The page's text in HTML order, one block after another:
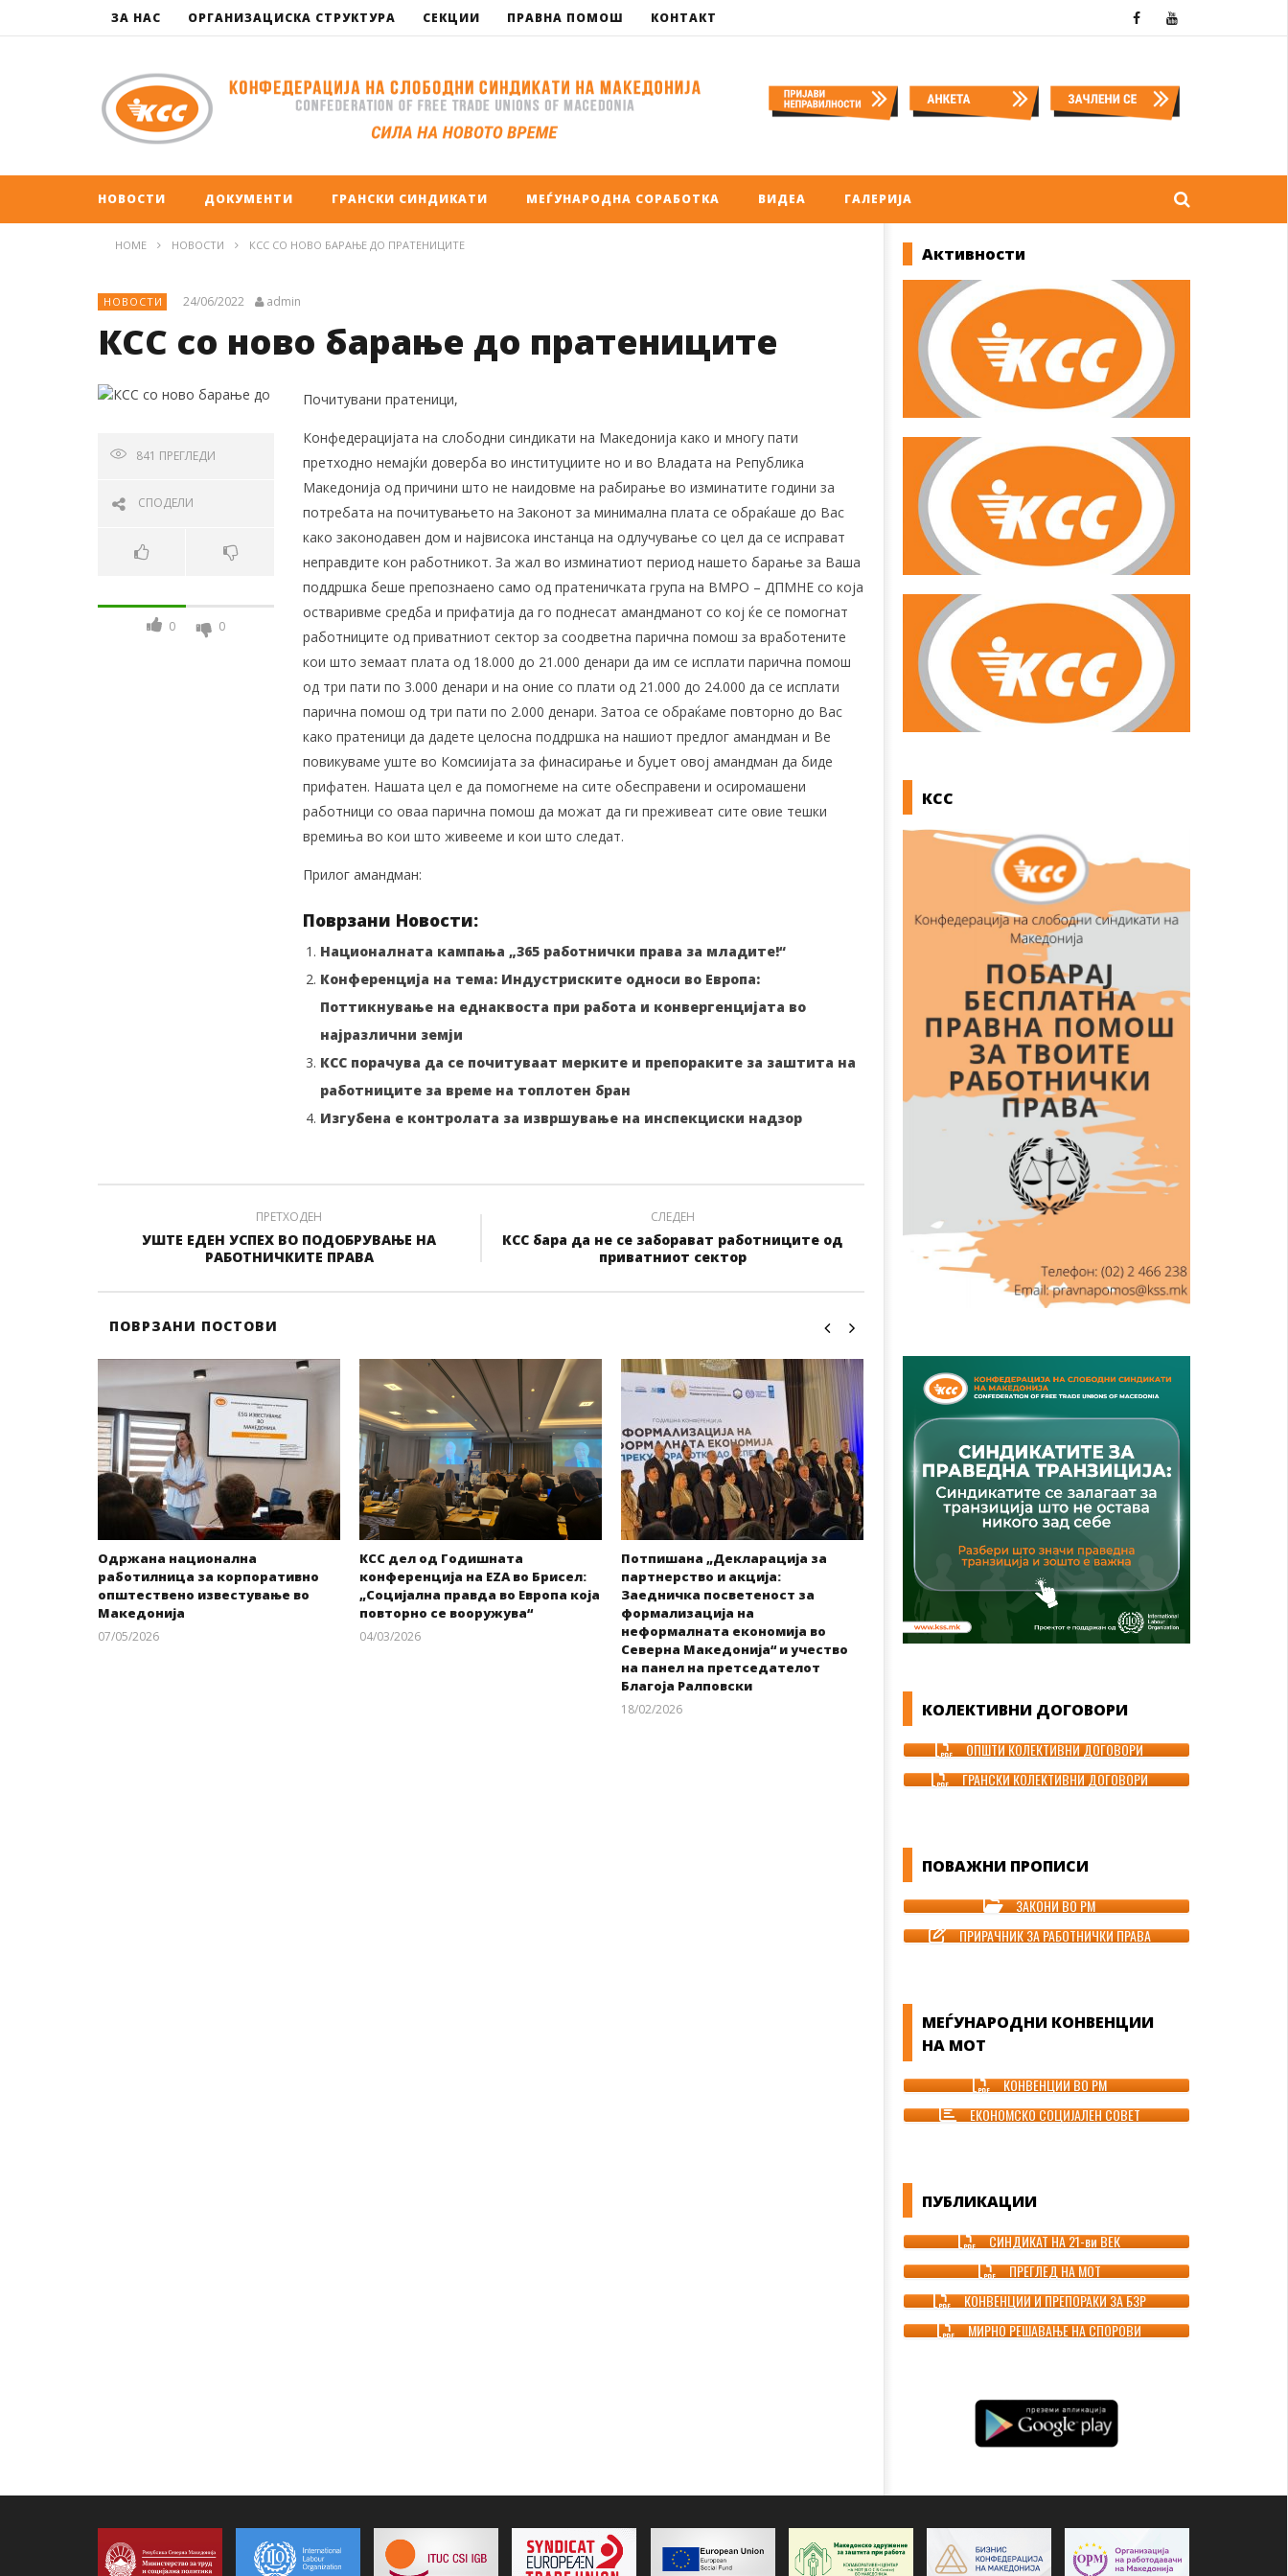
ЗА НАС ОРГАНИЗАЦИСКА СТРУКТУРА СЕКЦИИ ПРАВНА ПОМОШ КОНТАКТ
НОВОСТИ ДОКУМЕНТИ ГРАНСКИ СИНДИКАТИ МЕЃУНАРОДНА СОРАБОТКА ВИДЕА ГАЛЕРИЈА
HOME НОВОСТИ КСС СО НОВО БАРАЊЕ ДО ПРАТЕНИЦИТЕ
НОВОСТИ 24/06/2022 admin
КСС со ново барање до пратениците
841 ПРЕГЛЕДИ
СПОДЕЛИ
0 0
Почитувани пратеници,
Конфедерацијата на слободни синдикати на Македонија како и многу пати
претходно немајќи доверба во институциите но и во Владата на Република
Македонија од причини што не наидовме на рабирање во изминатите години за
потребата на почитувањето на Законот за минимална плата се обраќаше до Вас
како законодавен дом и највисока инстанца на одлучување со цел да се исправат
неправдите кон работникот. За жал во изминатиот период нашето барање за Ваша
поддршка беше препознаено само од пратеничката група на ВМРО – ДПМНЕ со која
остваривме средба и прифатија да го поднесат амандманот со кој ќе се помогнат
работниците од приватниот сектор за соодветна парична помош за вработените
кои што земаат плата од 18.000 до 21.000 денари да им се исплати парична помош
од три пати по 3.000 денари и на оние со плати од 21.000 до 24.000 да се исплати
парична помош од три пати по 2.000 денари. Затоа се обраќаме повторно до Вас
како пратеници да дадете целосна поддршка на нашиот предлог амандман и Ве
повикуваме уште во Комсиијата за финасирање и буџет овој амандман да биде
прифатен. Нашата цел е да помогнеме на сите обесправени и осиромашени
работници со оваа парична помош да можат да ги преживеат сите овие тешки
времиња во кои што живееме и кои што следат.
Прилог амандман:
Поврзани Новости:
Националната кампања „365 работнички права за младите!“
Конференција на тема: Индустриските односи во Европа:
Поттикнување на еднаквоста при работа и конвергенцијата во
најразлични земји
КСС порачува да се почитуваат мерките и препораките за заштита на
работниците за време на топлотен бран
Изгубена е контролата за извршување на инспекциски надзор
ПРЕТХОДЕН
УШТЕ ЕДЕН УСПЕХ ВО ПОДОБРУВАЊЕ НА
РАБОТНИЧКИТЕ ПРАВА
СЛЕДЕН
КСС бара да не се заборават работниците од
приватниот сектор
ПОВРЗАНИ ПОСТОВИ
Одржана национална
работилница за корпоративно
општествено известување во
Македонија
07/05/2026
КСС дел од Годишната
конференција на EZA во Брисел:
„Социјална правда во Европа која
повторно се вооружува“
04/03/2026
Потпишана „Декларација за
партнерство и акција:
Заедничка посветеност за
формализација на
неформалната економија во
Северна Македонија“ и учество
на панел на претседателот
Благоја Ралповски
18/02/2026
Активности
КСС
КОЛЕКТИВНИ ДОГОВОРИ
ОПШТИ КОЛЕКТИВНИ ДОГОВОРИ
ГРАНСКИ КОЛЕКТИВНИ ДОГОВОРИ
ПОВАЖНИ ПРОПИСИ
ЗАКОНИ ВО РМ
ПРИРАЧНИК ЗА РАБОТНИЧКИ ПРАВА
МЕЃУНАРОДНИ КОНВЕНЦИИ
НА МОТ
КОНВЕНЦИИ ВО РМ
ЕКОНОМСКО СОЦИЈАЛЕН СОВЕТ
ПУБЛИКАЦИИ
СИНДИКАТ НА 21-ви ВЕК
ПРЕГЛЕД НА МОТ
КОНВЕНЦИИ И ПРЕПОРАКИ ЗА БЗР
МИРНО РЕШАВАЊЕ НА СПОРОВИ